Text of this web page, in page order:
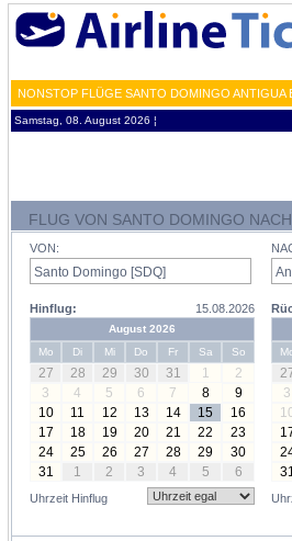
NONSTOP FLÜGE SANTO DOMINGO
Samstag, 08. August 2026 ¦
FLUG VON SANTO DOMINGO
VON:
Hinflug: 15.08.2026
August 2026
Mo
Di Mi Do Fr Sa So
27 28 29 30 31 1
2
3
4 5 6 7 8
9
10
11 12 13 14 15
16
17
18 19 20 21 22
23
24
25 26 27 28 29
30
31
1 2 3 4 5 6
Uhrzeit Hinflug
3